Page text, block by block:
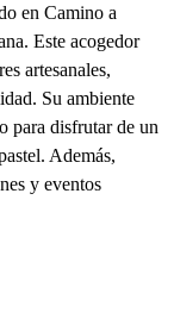
en Camino a
Este acogedor
artesanales,
Su ambiente
para disfrutar de un
Además,
y eventos